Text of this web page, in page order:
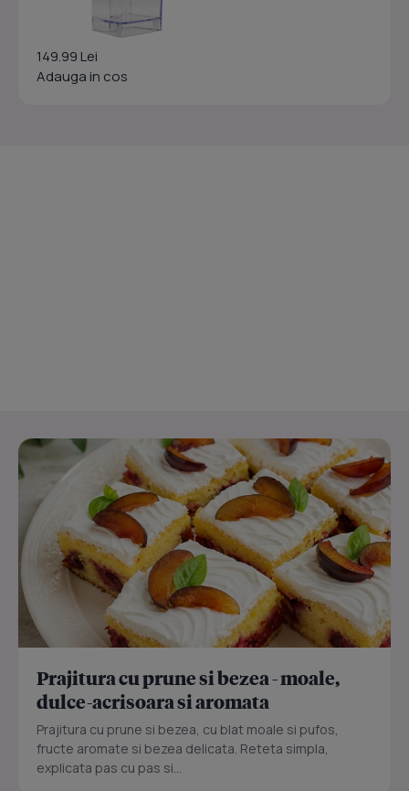
149.99 Lei
Adauga in cos
Prajitura cu prune si bezea - moale,
dulce-acrisoara si aromata
Prajitura cu prune si bezea, cu blat moale si pufos,
fructe aromate si bezea delicata. Reteta simpla,
explicata pas cu pas si...